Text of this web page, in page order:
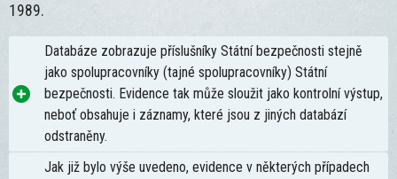
1989.
Databáze zobrazuje příslušníky Státní bezpečnosti stejně
jako spolupracovníky (tajné spolupracovníky) Státní
bezpečnosti. Evidence tak může sloužit jako kontrolní výstup,
neboť obsahuje i záznamy, které jsou z jiných databází
odstraněny.
Jak již bylo výše uvedeno, evidence v některých případech